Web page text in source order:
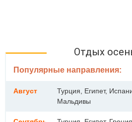
Отдых
Популярные направления:
Август
Турция, Египет,
Мальдивы